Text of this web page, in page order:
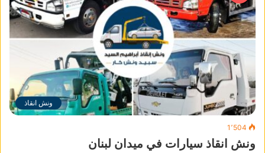
ونش انقاذ
1٬504
ونش انقاذ سيارات في ميدان لبنان